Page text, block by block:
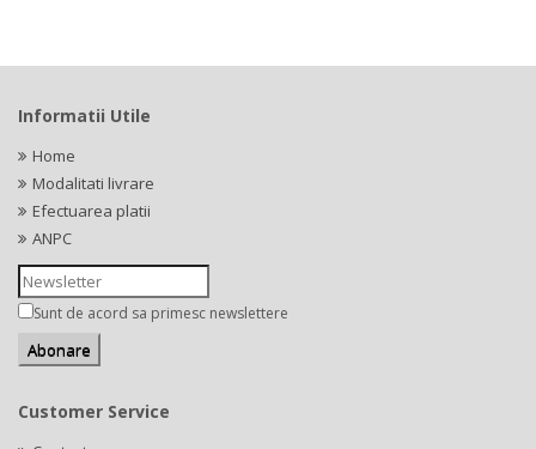
Informatii Utile
Home
Modalitati livrare
Efectuarea platii
ANPC
Sunt de acord sa primesc newslettere
Customer Service